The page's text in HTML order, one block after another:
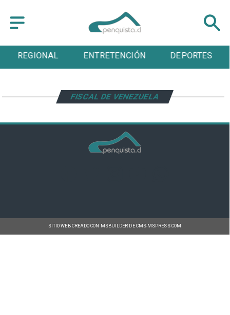
REGIONAL ENTRETENCIÓN DEPORTES
FISCAL DE VENEZUELA
SITIO WEB CREADO CON MSBUILDER DE CMS-MSPRESS.COM